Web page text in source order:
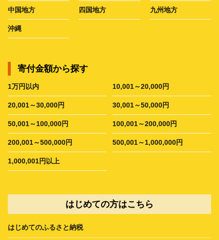
中国地方 四国地方 九州地方
沖縄
寄付金額から探す
1万円以内 10,001～20,000円
20,001～30,000円 30,001～50,000円
50,001～100,000円 100,001～200,000円
200,001～500,000円 500,001～1,000,000円
1,000,001円以上
はじめての方はこちら
はじめてのふるさと納税